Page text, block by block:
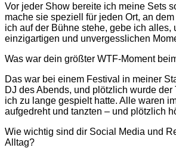
Vor jeder Show bereite ich meine Sets
mache sie speziell für jeden Ort, an
ich auf der Bühne stehe, gebe ich alles,
einzigartigen und unvergesslichen
Was war dein größter WTF-Moment
Das war bei einem Festival in meiner
DJ des Abends, und plötzlich wurde der
ich zu lange gespielt hatte. Alle waren
aufgedreht und tanzten – und plötzlich
Wie wichtig sind dir Social Media und
Alltag?